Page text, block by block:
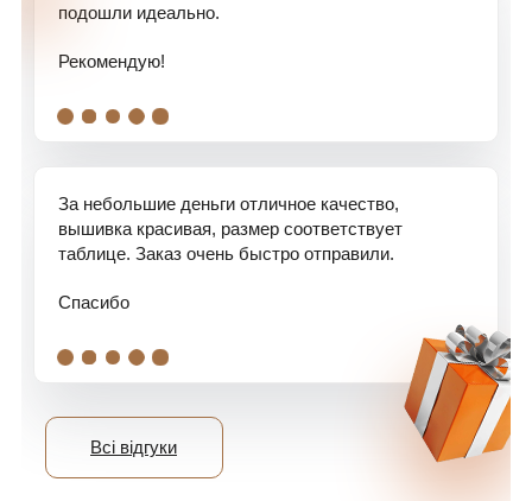
подошли идеально.
Рекомендую!
. . . . .
За небольшие деньги отличное качество,
вышивка красивая, размер соответствует
таблице. Заказ очень быстро отправили.
Спасибо
. . . . .
Всі відгуки